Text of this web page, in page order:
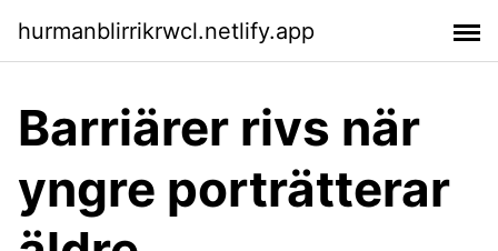
hurmanblirrikrwcl.netlify.app
Barriärer rivs när
yngre porträtterar